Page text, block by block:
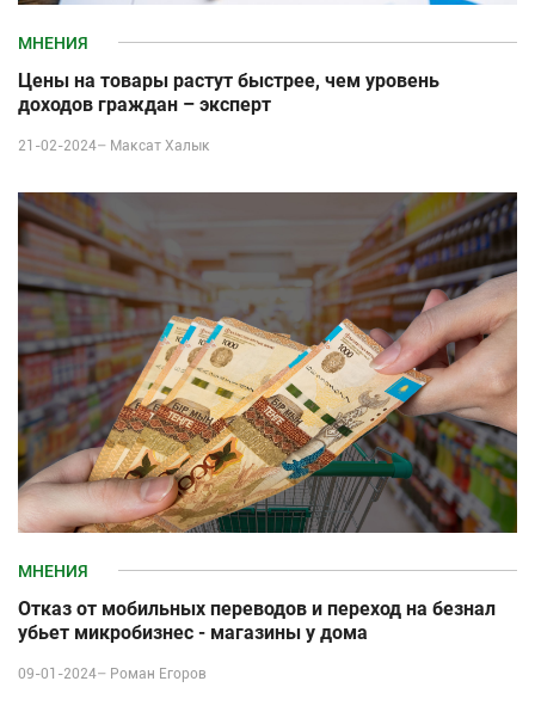
МНЕНИЯ
Цены на товары растут быстрее, чем уровень
доходов граждан – эксперт
21-02-2024– Максат Халык
МНЕНИЯ
Отказ от мобильных переводов и переход на безнал
убьет микробизнес - магазины у дома
09-01-2024– Роман Егоров